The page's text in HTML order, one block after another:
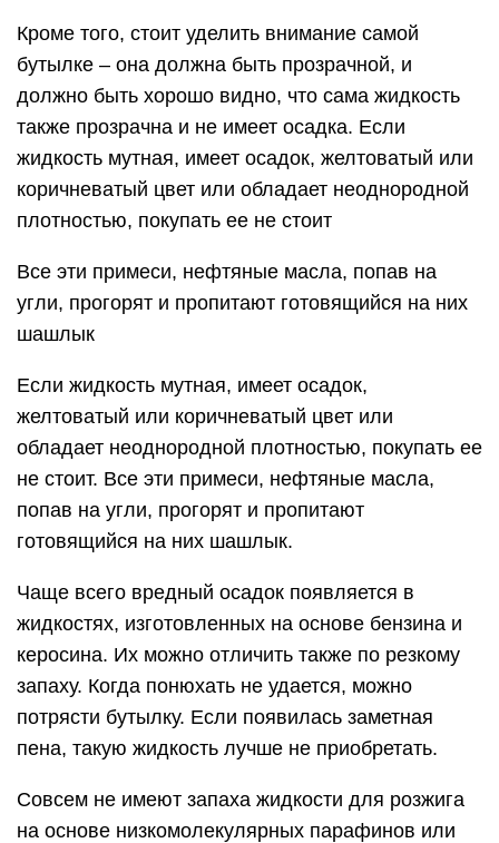
Кроме того, стоит уделить внимание самой
бутылке – она должна быть прозрачной, и
должно быть хорошо видно, что сама жидкость
также прозрачна и не имеет осадка. Если
жидкость мутная, имеет осадок, желтоватый или
коричневатый цвет или обладает неоднородной
плотностью, покупать ее не стоит
Все эти примеси, нефтяные масла, попав на
угли, прогорят и пропитают готовящийся на них
шашлык
Если жидкость мутная, имеет осадок,
желтоватый или коричневатый цвет или
обладает неоднородной плотностью, покупать ее
не стоит. Все эти примеси, нефтяные масла,
попав на угли, прогорят и пропитают
готовящийся на них шашлык.
Чаще всего вредный осадок появляется в
жидкостях, изготовленных на основе бензина и
керосина. Их можно отличить также по резкому
запаху. Когда понюхать не удается, можно
потрясти бутылку. Если появилась заметная
пена, такую жидкость лучше не приобретать.
Совсем не имеют запаха жидкости для розжига
на основе низкомолекулярных парафинов или